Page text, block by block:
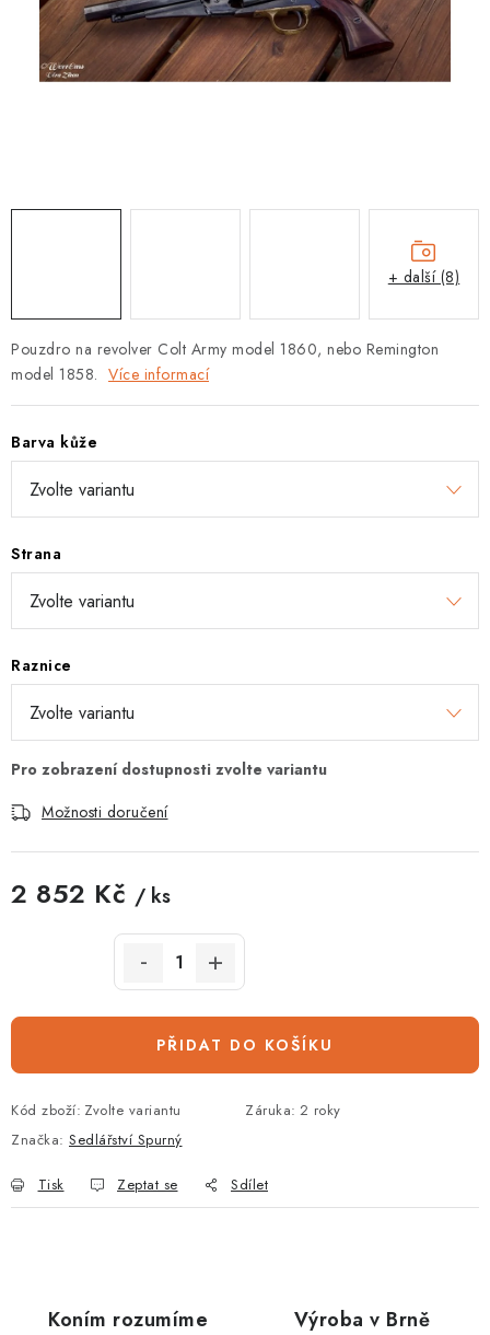
Pouzdro na revolver Colt Army model 1860, nebo Remington
model 1858. Více informací
Barva kůže
Strana
Raznice
Možnosti doručení
2 852 Kč / ks
PŘIDAT DO KOŠÍKU
Kód zboží: Zvolte variantu Záruka: 2 roky
Značka: Sedlářství Spurný
Tisk Zeptat se Sdílet
+ další (8)
Koním rozumíme Výroba v Brně